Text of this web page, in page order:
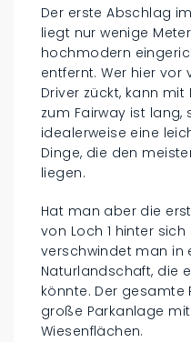
Der erste Abschlag
liegt nur wenige
hochmodern
entfernt. Wer hier vor
Driver zückt, kann mit
zum Fairway ist
idealerweise eine
Dinge, die den
liegen.
Hat man aber die
von Loch 1 hinter
verschwindet man in
Naturlandschaft, die
könnte. Der gesamte
große Parkanlage
Wiesenflächen.